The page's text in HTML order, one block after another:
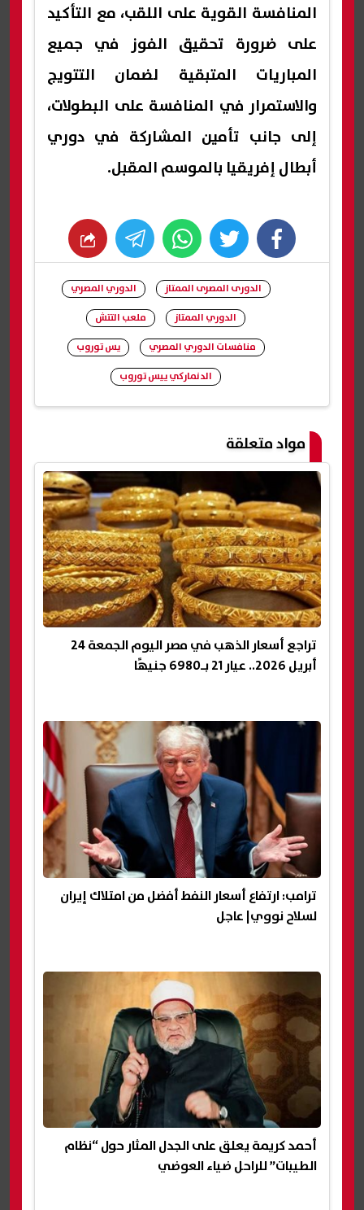
المنافسة القوية على اللقب، مع التأكيد
على ضرورة تحقيق الفوز في جميع
المباريات المتبقية لضمان التتويج
والاستمرار في المنافسة على البطولات،
إلى جانب تأمين المشاركة في دوري
أبطال إفريقيا بالموسم المقبل.
facebook
twitter
whats
الدورى المصرى الممتاز
الدوري المصري
الدوري الممتاز
ملعب التتش
منافسات الدوري المصري
يس توروب
الدنماركي ييس توروب
مواد متعلقة
تراجع أسعار الذهب في مصر اليوم الجمعة 24
أبريل 2026.. عيار 21 بـ6980 جنيهًا
ترامب: ارتفاع أسعار النفط أفضل من امتلاك إيران
لسلاح نووي| عاجل
أحمد كريمة يعلق على الجدل المثار حول “نظام
الطيبات” للراحل ضياء العوضي